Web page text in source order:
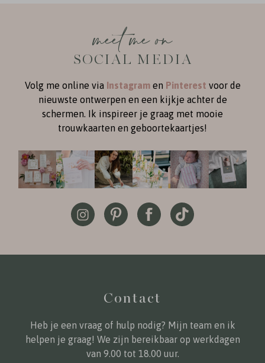
meet me on
SOCIAL MEDIA
Volg me online via Instagramen Pinterest voor de
nieuwste ontwerpen en een kijkje achter de
schermen. Ik inspireer je graag met mooie
trouwkaarten en geboortekaartjes!
Contact
Heb je een vraag of hulp nodig? Mijn team en ik
helpen je graag! We zijn bereikbaar op werkdagen
van 9.00 tot 18.00 uur.